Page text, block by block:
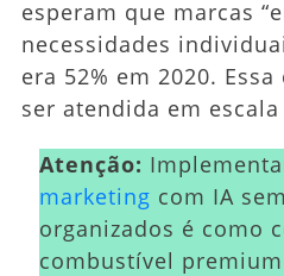
esperam que marcas
necessidades
era 52% em 2020.
ser atendida em escala
Atenção:
marketing com IA
organizados é como
combustível